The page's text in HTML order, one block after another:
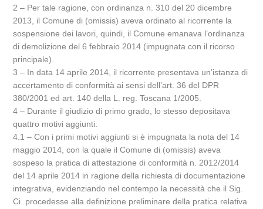
2 – Per tale ragione, con ordinanza n. 310 del 20 dicembre
2013, il Comune di (omissis) aveva ordinato al ricorrente la
sospensione dei lavori, quindi, il Comune emanava l’ordinanza
di demolizione del 6 febbraio 2014 (impugnata con il ricorso
principale).
3 – In data 14 aprile 2014, il ricorrente presentava un’istanza di
accertamento di conformità ai sensi dell’art. 36 del DPR
380/2001 ed art. 140 della L. reg. Toscana 1/2005.
4 – Durante il giudizio di primo grado, lo stesso depositava
quattro motivi aggiunti.
4.1 – Con i primi motivi aggiunti si è impugnata la nota del 14
maggio 2014, con la quale il Comune di (omissis) aveva
sospeso la pratica di attestazione di conformità n. 2012/2014
del 14 aprile 2014 in ragione della richiesta di documentazione
integrativa, evidenziando nel contempo la necessità che il Sig.
Ci. procedesse alla definizione preliminare della pratica relativa